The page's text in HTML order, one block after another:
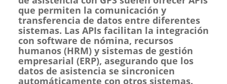
que permiten la comunicación y
transferencia de datos entre diferentes
sistemas. Las APIs facilitan la integración
con software de nómina, recursos
humanos (HRM) y sistemas de gestión
empresarial (ERP), asegurando que los
datos de asistencia se sincronicen
automáticamente con otros sistemas.